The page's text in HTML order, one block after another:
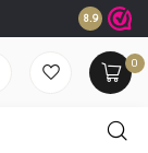
8.9
0